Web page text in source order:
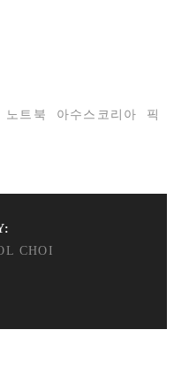
노트북 아수스코리아
픽
CHOI